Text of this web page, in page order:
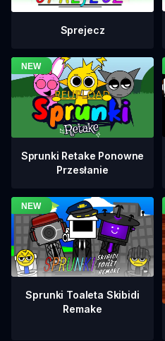
Sprejecz
Sprunki Retake Ponowne
Przesłanie
Sprunki Toaleta Skibidi
Remake